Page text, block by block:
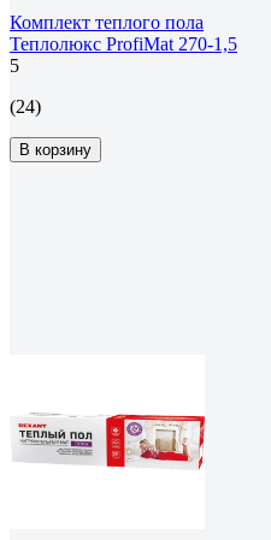
Комплект теплого пола
Теплолюкс ProfiMat 270-1,5
5
(24)
В корзину